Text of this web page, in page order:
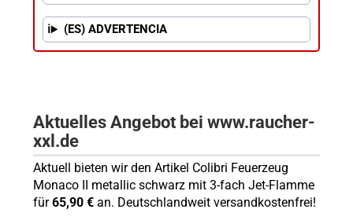
(ES) ADVERTENCIA
Aktuelles Angebot bei www.raucher-
xxl.de
Aktuell bieten wir den Artikel Colibri Feuerzeug
Monaco II metallic schwarz mit 3-fach Jet-Flamme
für65,90 €an. Deutschlandweit versandkostenfrei!